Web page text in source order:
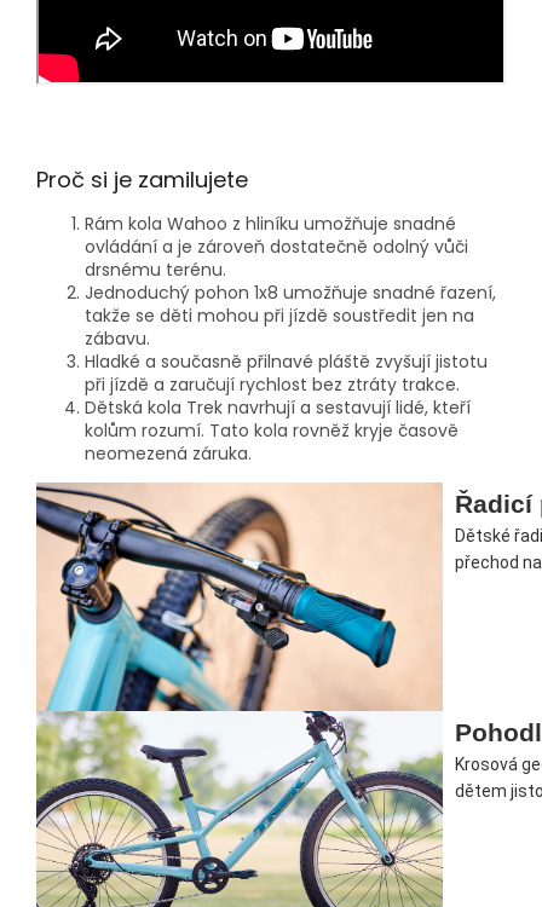
Proč si je zamilujete
Rám kola Wahoo z hliníku umožňuje snadné
ovládání a je zároveň dostatečně odolný vůči
drsnému terénu.
Jednoduchý pohon 1x8 umožňuje snadné řazení,
takže se děti mohou při jízdě soustředit jen na
zábavu.
Hladké a současně přilnavé pláště zvyšují jistotu
při jízdě a zaručují rychlost bez ztráty trakce.
Dětská kola Trek navrhují a sestavují lidé, kteří
kolům rozumí. Tato kola rovněž kryje časově
neomezená záruka.
Řadicí
Dětské
přechod
Krosová
dětem